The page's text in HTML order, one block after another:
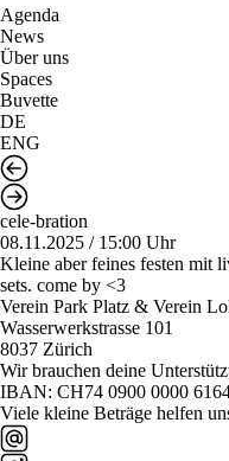
Agenda
News
Über uns
Spaces
Buvette
DE
ENG
cele-bration
08.11.2025 / 15:00 Uhr
Kleine aber feines festen mit
sets. come by <3
Verein Park Platz & Verein
Wasserwerkstrasse 101
8037 Zürich
Wir brauchen deine
IBAN: CH74 0900 0000
Viele kleine Beträge helfen